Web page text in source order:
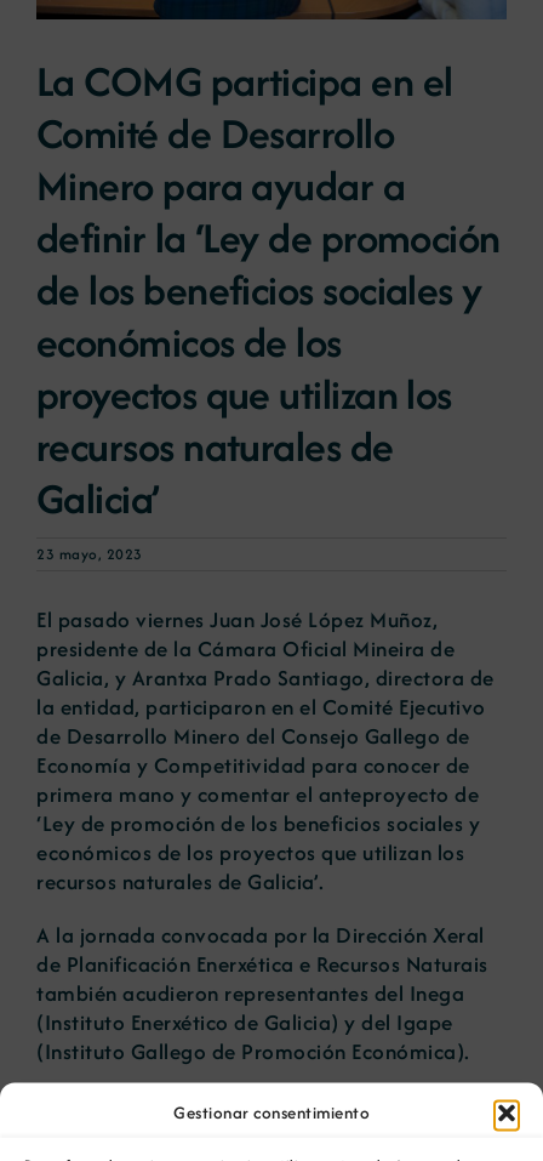
Gestionar consentimiento
Noticias
Portal de empleo
Contacto
La COMG participa en el
Comité de Desarrollo
Minero para ayudar a
definir la ‘Ley de promoción
de los beneficios sociales y
económicos de los
proyectos que utilizan los
recursos naturales de
Galicia’
23 mayo, 2023
El pasado viernes Juan José López Muñoz,
presidente de la Cámara Oficial Mineira de
Galicia, y Arantxa Prado Santiago, directora de
la entidad, participaron en el Comité Ejecutivo
de Desarrollo Minero del Consejo Gallego de
Economía y Competitividad para conocer de
primera mano y comentar el anteproyecto de
‘Ley de promoción de los beneficios sociales y
económicos de los proyectos que utilizan los
recursos naturales de Galicia’.
A la jornada convocada por la Dirección Xeral
de Planificación Enerxética e Recursos Naturais
también acudieron representantes del Inega
(Instituto Enerxético de Galicia) y del Igape
(Instituto Gallego de Promoción Económica).
El documento se encuentra en este momento
en